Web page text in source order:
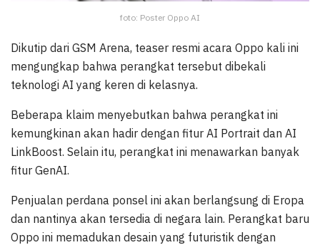
foto: Poster Oppo AI
Dikutip dari GSM Arena, teaser resmi acara Oppo kali ini
mengungkap bahwa perangkat tersebut dibekali
teknologi AI yang keren di kelasnya.
Beberapa klaim menyebutkan bahwa perangkat ini
kemungkinan akan hadir dengan fitur AI Portrait dan AI
LinkBoost. Selain itu, perangkat ini menawarkan banyak
fitur GenAI.
Penjualan perdana ponsel ini akan berlangsung di Eropa
dan nantinya akan tersedia di negara lain. Perangkat baru
Oppo ini memadukan desain yang futuristik dengan